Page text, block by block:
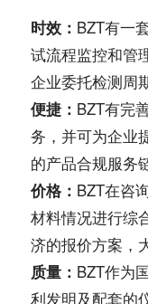
时效： BZT有一
试流程监控和管
企业委托检测周
便捷： BZT有完
务，并可为企业
的产品合规服务
价格： BZT在咨
材料情况进行综
济的报价方案，
质量： BZT作为
利发明及配套的